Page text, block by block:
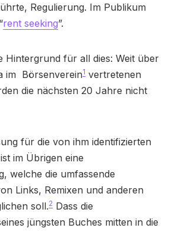
Regulierung. Im Publikum
rent seeking”.
Hintergrund für all dies: Weit über
im Börsenverein1 vertretenen
die nächsten 20 Jahre nicht
für die von ihm identifizierten
im Übrigen eine
welche die umfassende
Links, Remixen und anderen
soll.2 Dass die
jüngsten Buches mitten in die